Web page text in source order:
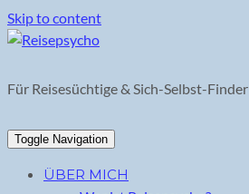
Skip to content
Für Reisesüchtige & Sich-Selbst-Finder
Toggle Navigation
ÜBER MICH